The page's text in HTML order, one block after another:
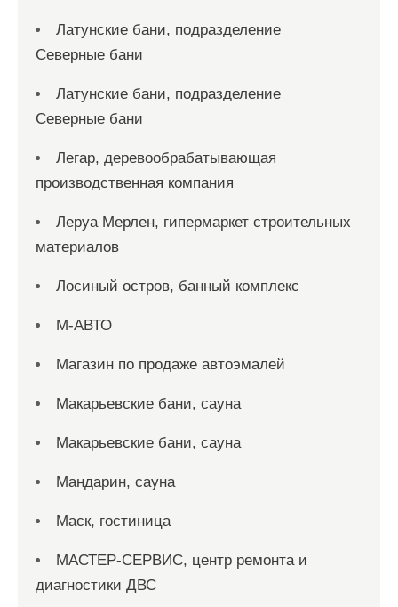
Латунские бани, подразделение
Северные бани
Латунские бани, подразделение
Северные бани
Легар, деревообрабатывающая
производственная компания
Леруа Мерлен, гипермаркет строительных
материалов
Лосиный остров, банный комплекс
М-АВТО
Магазин по продаже автоэмалей
Макарьевские бани, сауна
Макарьевские бани, сауна
Мандарин, сауна
Маск, гостиница
МАСТЕР-СЕРВИС, центр ремонта и
диагностики ДВС